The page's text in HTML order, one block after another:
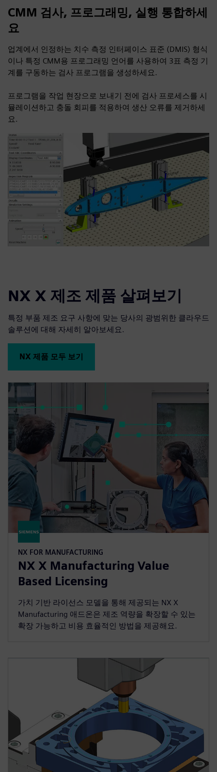
CMM 검사, 프로그래밍, 실행 통합하세
요
업계에서 인정하는 치수 측정 인터페이스 표준 (DMIS) 형식
이나 특정 CMM용 프로그래밍 언어를 사용하여 3표 측정 기
계를 구동하는 검사 프로그램을 생성하세요.
프로그램을 작업 현장으로 보내기 전에 검사 프로세스를 시
뮬레이션하고 충돌 회피를 적용하여 생산 오류를 제거하세
요.
NX X 제조 제품 살펴보기
특정 부품 제조 요구 사항에 맞는 당사의 광범위한 클라우드
솔루션에 대해 자세히 알아보세요.
NX 제품 모두 보기
NX FOR MANUFACTURING
NX X Manufacturing Value
Based Licensing
가치 기반 라이선스 모델을 통해 제공되는 NX X
Manufacturing 애드온은 제조 역량을 확장할 수 있는
확장 가능하고 비용 효율적인 방법을 제공해요.